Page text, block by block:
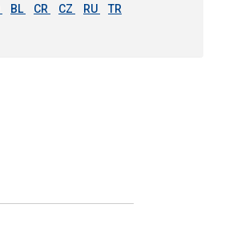
BL CR CZ RU
TR